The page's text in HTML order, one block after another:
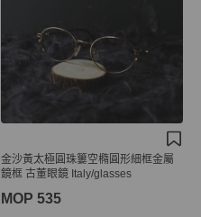
金沙黃太極圓珠簍空橢圓形細框金屬
鏡框 古董眼鏡 Italy/glasses
MOP 535